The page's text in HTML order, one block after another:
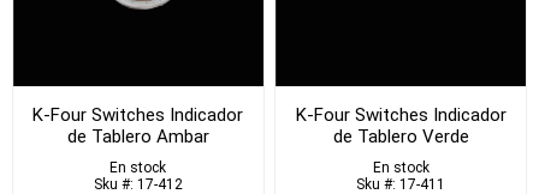
K-Four Switches Indicador
de Tablero Ambar
En stock
Sku #: 17-412
K-Four Switches Indicador
de Tablero Verde
En stock
Sku #: 17-411